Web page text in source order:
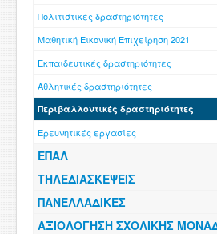
Πολιτιστικές δραστηριότητες
Μαθητική Εικονική Επιχείρηση 2021
Εκπαιδευτικές δραστηριότητες
Αθλητικές δραστηριότητες
Περιβαλλοντικές δραστηριότητες
Ερευνητικές εργασίες
ΕΠΑΛ
ΤΗΛΕΔΙΑΣΚΕΨΕΙΣ
ΠΑΝΕΛΛΑΔΙΚΕΣ
ΑΞΙΟΛΟΓΗΣΗ ΣΧΟΛΙΚΗΣ